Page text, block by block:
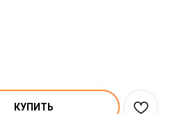
КУПИТЬ